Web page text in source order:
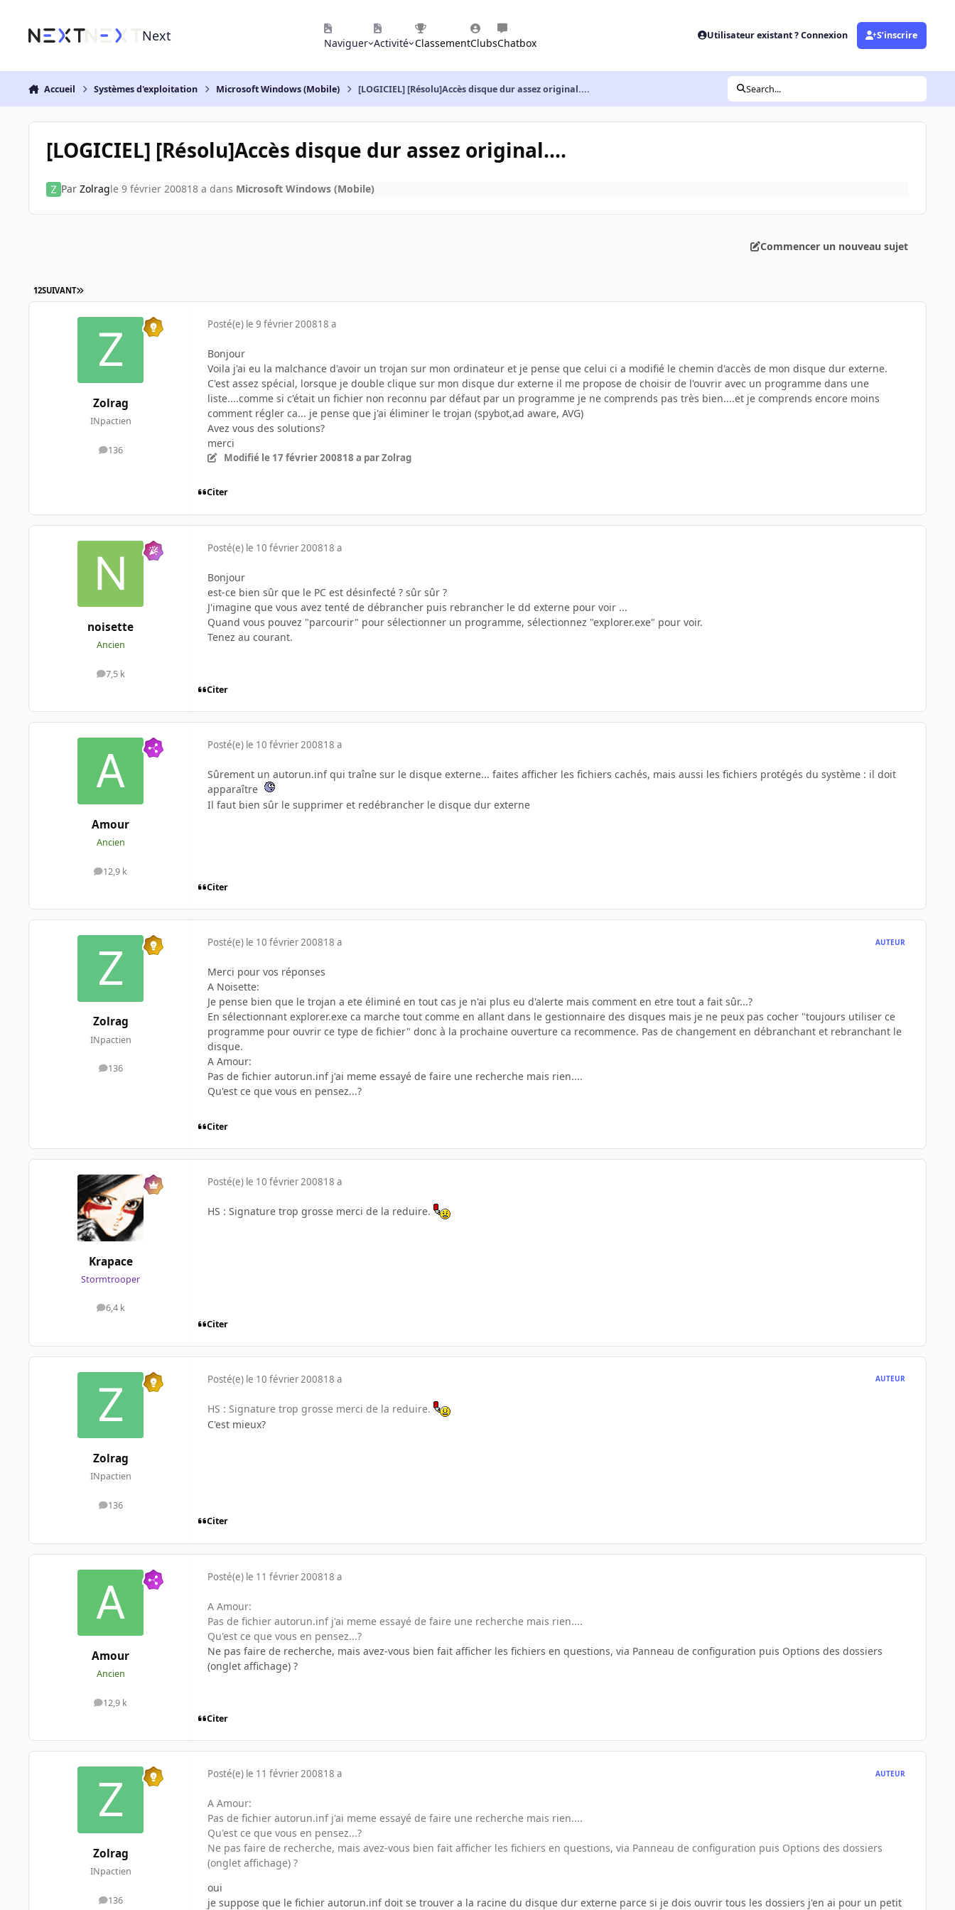
Next Naviguer Activité ClassementClubsChatbox
Utilisateur existant ? Connexion S’inscrire
Accueil Systèmes d'exploitation Microsoft Windows (Mobile) [LOGICIEL] [Résolu]Accès disque dur assez original.... Search...
[LOGICIEL] [Résolu]Accès disque dur assez original....
Par Zolragle 9 février 200818 a dans Microsoft Windows (Mobile)
Commencer un nouveau sujet
12SUIVANT
Zolrag
INpactien
136
messages
Posté(e) le 9 février 200818 a
Bonjour
Voila j'ai eu la malchance d'avoir un trojan sur mon ordinateur et je pense que celui ci a modifié le chemin d'accès de mon disque dur externe.
C'est assez spécial, lorsque je double clique sur mon disque dur externe il me propose de choisir de l'ouvrir avec un programme dans une
liste....comme si c'était un fichier non reconnu par défaut par un programme je ne comprends pas très bien....et je comprends encore moins
comment régler ca... je pense que j'ai éliminer le trojan (spybot,ad aware, AVG)
Avez vous des solutions?
merci
Modifié le 17 février 200818 a par Zolrag
Citer
noisette
Ancien
7,5 k
messages
Posté(e) le 10 février 200818 a
Bonjour
est-ce bien sûr que le PC est désinfecté ? sûr sûr ?
J'imagine que vous avez tenté de débrancher puis rebrancher le dd externe pour voir ...
Quand vous pouvez "parcourir" pour sélectionner un programme, sélectionnez "explorer.exe" pour voir.
Tenez au courant.
Citer
Amour
Ancien
12,9 k
messages
Posté(e) le 10 février 200818 a
Sûrement un autorun.inf qui traîne sur le disque externe... faites afficher les fichiers cachés, mais aussi les fichiers protégés du système : il doit
apparaître
Il faut bien sûr le supprimer et redébrancher le disque dur externe
Citer
Zolrag
INpactien
136
messages
Posté(e) le 10 février 200818 a AUTEUR
Merci pour vos réponses
A Noisette:
Je pense bien que le trojan a ete éliminé en tout cas je n'ai plus eu d'alerte mais comment en etre tout a fait sûr...?
En sélectionnant explorer.exe ca marche tout comme en allant dans le gestionnaire des disques mais je ne peux pas cocher "toujours utiliser ce
programme pour ouvrir ce type de fichier" donc à la prochaine ouverture ca recommence. Pas de changement en débranchant et rebranchant le
disque.
A Amour:
Pas de fichier autorun.inf j'ai meme essayé de faire une recherche mais rien....
Qu'est ce que vous en pensez...?
Citer
Krapace
Stormtrooper
6,4 k
messages
Posté(e) le 10 février 200818 a
HS : Signature trop grosse merci de la reduire.
Citer
Zolrag
INpactien
136
messages
Posté(e) le 10 février 200818 a AUTEUR
HS : Signature trop grosse merci de la reduire.
C'est mieux?
Citer
Amour
Ancien
12,9 k
messages
Posté(e) le 11 février 200818 a
A Amour:
Pas de fichier autorun.inf j'ai meme essayé de faire une recherche mais rien....
Qu'est ce que vous en pensez...?
Ne pas faire de recherche, mais avez-vous bien fait afficher les fichiers en questions, via Panneau de configuration puis Options des dossiers
(onglet affichage) ?
Citer
Zolrag
INpactien
136
messages
Posté(e) le 11 février 200818 a AUTEUR
A Amour:
Pas de fichier autorun.inf j'ai meme essayé de faire une recherche mais rien....
Qu'est ce que vous en pensez...?
Ne pas faire de recherche, mais avez-vous bien fait afficher les fichiers en questions, via Panneau de configuration puis Options des dossiers
(onglet affichage) ?
oui
je suppose que le fichier autorun.inf doit se trouver a la racine du disque dur externe parce si je dois ouvrir tous les dossiers j'en ai pour un petit